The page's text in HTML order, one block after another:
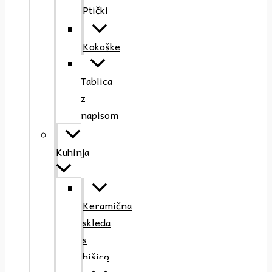
Ptički
Kokoške
Tablica
z
napisom
Kuhinja
Keramična
skleda
s
hišico